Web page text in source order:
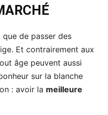
que de passer des
Et contrairement aux
âge peuvent aussi
sur la blanche
: avoir la meilleure